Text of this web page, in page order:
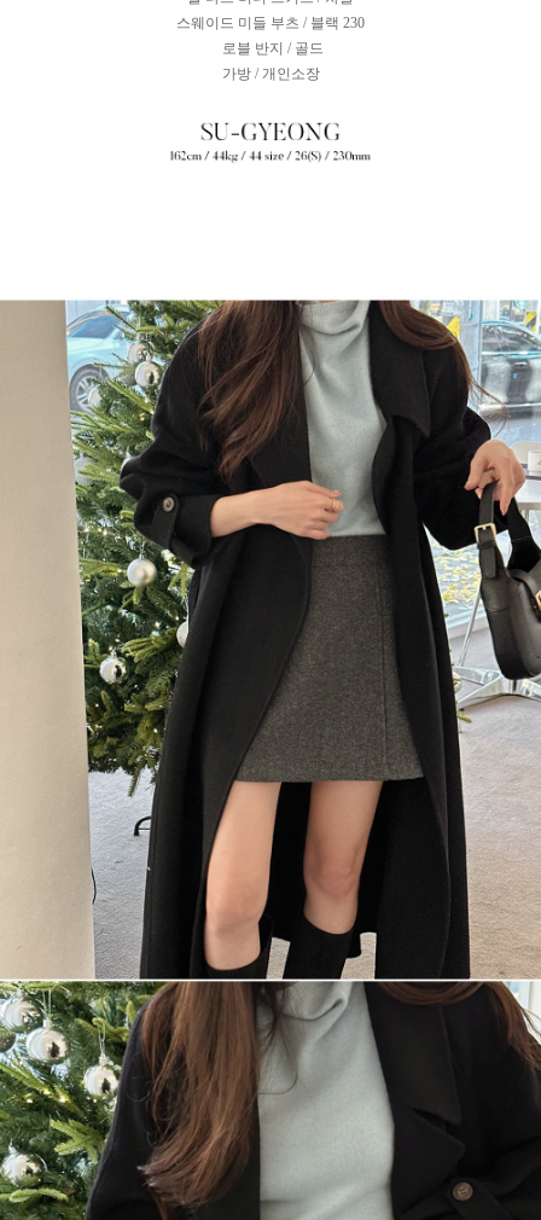
스웨이드 미들 부츠 / 블랙 230
로블 반지 / 골드
가방 / 개인소장